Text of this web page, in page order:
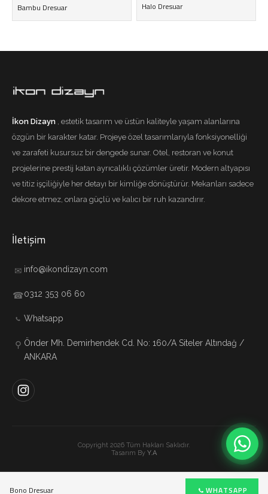
Bambu Dresuar Halo Dresuar
Bono Dresuar WHATSAPP
İkon Dizayn , estetik tasarım ve üstün kaliteyle yaşam alanlarına
özgün bir karakter katar. Projeye özel tasarımlarıyla fonksiyonelliği
ve zarafeti kusursuz bir dengede sunar. Otel, restoran ve konut
projelerine prestij katan ayrıcalıklı çözümler üretir. Modern altyapısı
ve titiz işçiliğiyle her detayı bir kimliğe dönüştürür. Mekanları sadece
dekore etmez, onlara güçlü ve kalıcı bir ruh kazandırır.
İletişim
✉ info@ikondizayn.com
☎0312 353 06 60
Whatsapp
⚲ Önder Mh. Demirhendek Cd. No: 160/A Siteler Altındağ /
ANKARA
Copyright 2026 Tüm Hakları Saklıdır.
Tasarım By Y.A